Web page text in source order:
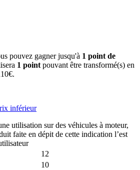
pouvez gagner jusqu'à 1 point de
1 point pouvant être transformé(s) en
.
inférieur
utilisation sur des véhicules à moteur,
faite en dépit de cette indication l’est
12
10